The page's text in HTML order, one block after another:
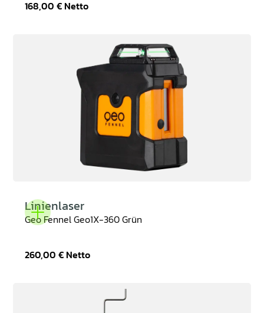
168,00 €Netto
Linienlaser
Geo Fennel Geo1X-360 Grün
260,00 €Netto